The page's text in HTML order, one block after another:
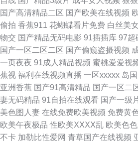
发福利 91人妻视频 国产精自拍 青青草操逼视
蕉 久草色视频 福利午夜探花 国产馆绿帽 日韩
内射 国产日韩九九 玖玖艹东京 AⅤ日韩 欧美
视频 91cn视频 91人妻字幕 蜜芽成人网站 精
国产视频久久探花 九一网站永久免费 91c仔丝
wwwav在 福利社在线观看 午夜福利A片官网
国产高清精品二区 国产欧美在线视频
偷拍 香蕉911 花蝴蝶看片免费 白丝美
物交 国产精品无码电影 91插插库 97超
国产一区二区二区 国产偷窥盗摄视频
一页夜夜 91成人精品视频 蜜桃爱爱视
蕉视 福利在线视频直播 一区xxxxx 岛
亚洲香蕉 国产91高清精品 国产一区二
妻无码精品 91自拍在线观看 国产一级
美色图人妻 在线免费欧美视频 免费黄
欧美午夜极品 性欧美ⅩⅩⅩⅩ乱 欧美色
不卡 加勒比性爱网 青草国产在线视频